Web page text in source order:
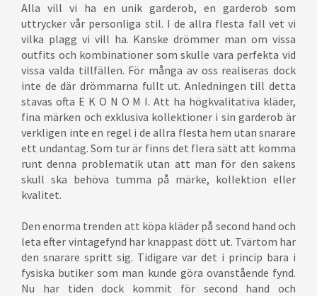
Alla vill vi ha en unik garderob, en garderob som
uttrycker vår personliga stil. I de allra flesta fall vet vi
vilka plagg vi vill ha. Kanske drömmer man om vissa
outfits och kombinationer som skulle vara perfekta vid
vissa valda tillfällen. För många av oss realiseras dock
inte de där drömmarna fullt ut. Anledningen till detta
stavas ofta E K O N O M I. Att ha högkvalitativa kläder,
fina märken och exklusiva kollektioner i sin garderob är
verkligen inte en regel i de allra flesta hem utan snarare
ett undantag. Som tur är finns det flera sätt att komma
runt denna problematik utan att man för den sakens
skull ska behöva tumma på märke, kollektion eller
kvalitet.
Den enorma trenden att köpa kläder på second hand och
leta efter vintagefynd har knappast dött ut. Tvärtom har
den snarare spritt sig. Tidigare var det i princip bara i
fysiska butiker som man kunde göra ovanstående fynd.
Nu har tiden dock kommit för second hand och